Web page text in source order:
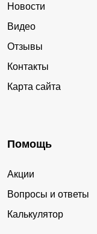
Новости
Видео
Отзывы
Контакты
Карта сайта
Помощь
Акции
Вопросы и ответы
Калькулятор